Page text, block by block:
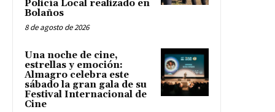
Policía Local realizado en
Bolaños
8 de agosto de 2026
Una noche de cine,
estrellas y emoción:
Almagro celebra este
sábado la gran gala de su
Festival Internacional de
Cine